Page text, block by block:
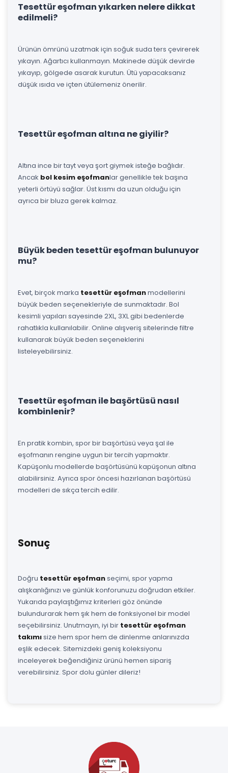
Tesettür eşofman yıkarken nelere dikkat
edilmeli?
Ürünün ömrünü uzatmak için soğuk suda ters çevirerek
yıkayın. Ağartıcı kullanmayın. Makinede düşük devirde
yıkayıp, gölgede asarak kurutun. Ütü yapacaksanız
düşük ısıda ve içten ütülemeniz önerilir.
Tesettür eşofman altına ne giyilir?
Altına ince bir tayt veya şort giymek isteğe bağlıdır.
Ancak bol kesim eşofmanlar genellikle tek başına
yeterli örtüyü sağlar. Üst kısmı da uzun olduğu için
ayrıca bir bluza gerek kalmaz.
Büyük beden tesettür eşofman bulunuyor
mu?
Evet, birçok marka tesettür eşofmanmodellerini
büyük beden seçenekleriyle de sunmaktadır. Bol
kesimli yapıları sayesinde 2XL, 3XL gibi bedenlerde
rahatlıkla kullanılabilir. Online alışveriş sitelerinde filtre
kullanarak büyük beden seçeneklerini
listeleyebilirsiniz.
Tesettür eşofman ile başörtüsü nasıl
kombinlenir?
En pratik kombin, spor bir başörtüsü veya şal ile
eşofmanın rengine uygun bir tercih yapmaktır.
Kapüşonlu modellerde başörtüsünü kapüşonun altına
alabilirsiniz. Ayrıca spor öncesi hazırlanan başörtüsü
modelleri de sıkça tercih edilir.
Sonuç
Doğru tesettür eşofmanseçimi, spor yapma
alışkanlığınızı ve günlük konforunuzu doğrudan etkiler.
Yukarıda paylaştığımız kriterleri göz önünde
bulundurarak hem şık hem de fonksiyonel bir model
seçebilirsiniz. Unutmayın, iyi bir tesettür eşofman
takımısize hem spor hem de dinlenme anlarınızda
eşlik edecek. Sitemizdeki geniş koleksiyonu
inceleyerek beğendiğiniz ürünü hemen sipariş
verebilirsiniz. Spor dolu günler dileriz!